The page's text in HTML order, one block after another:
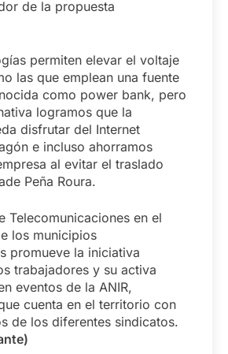
de la propuesta
permiten elevar el voltaje
las que emplean una fuente
como power bank, pero
logramos que la
disfrutar del Internet
e incluso ahorramos
al evitar el traslado
Peña Roura.
Telecomunicaciones en el
los municipios
promueve la iniciativa
trabajadores y su activa
eventos de la ANIR,
cuenta en el territorio con
de los diferentes sindicatos.